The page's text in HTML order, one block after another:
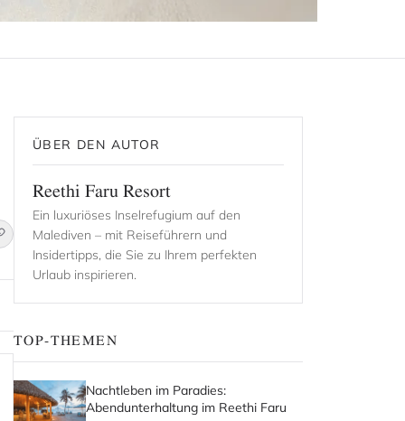
ÜBER DEN AUTOR
Reethi Faru Resort
Ein luxuriöses Inselrefugium auf den
Malediven – mit Reiseführern und
Insidertipps, die Sie zu Ihrem perfekten
Urlaub inspirieren.
TOP-THEMEN
Nachtleben im Paradies:
Abendunterhaltung im Reethi Faru